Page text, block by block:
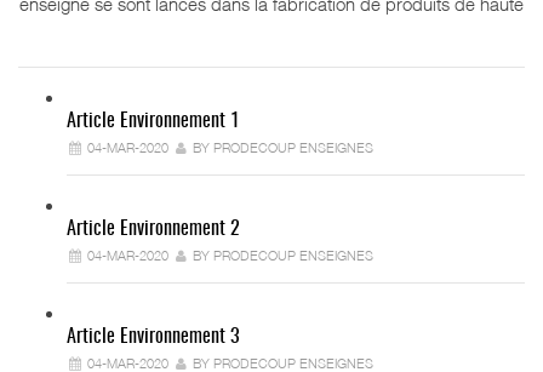
Article Environnement 1
04-MAR-2020 BY PRODECOUP ENSEIGNES
Article Environnement 2
04-MAR-2020 BY PRODECOUP ENSEIGNES
Article Environnement 3
04-MAR-2020 BY PRODECOUP ENSEIGNES